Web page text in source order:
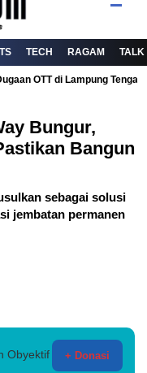
TECH RAGAM TALK
OTT di Lampung
Bungur,
Bangun
sebagai solusi
jembatan permanen
Obyektif + Donasi